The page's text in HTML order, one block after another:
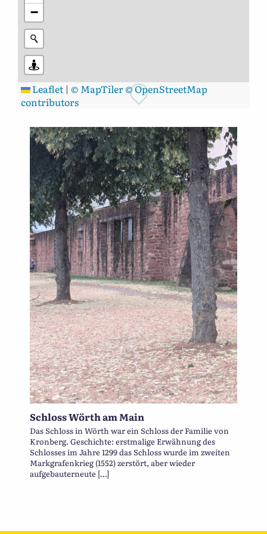
−
Leaflet | © MapTiler© OpenStreetMap
contributors
Schloss Wörth am Main
Das Schloss in Wörth war ein Schloss der Familie von
Kronberg. Geschichte: erstmalige Erwähnung des
Schlosses im Jahre 1299 das Schloss wurde im zweiten
Markgrafenkrieg (1552) zerstört, aber wieder
aufgebauterneute […]